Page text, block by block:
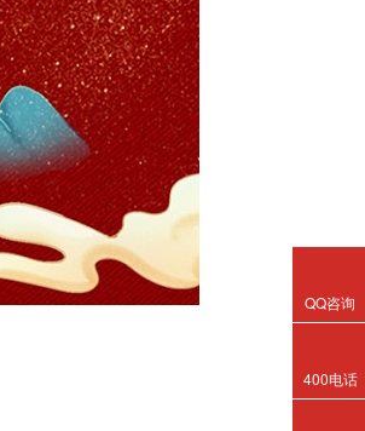
QQ咨询
400电话